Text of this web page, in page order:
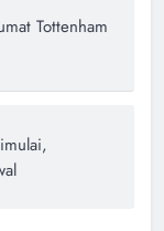
Tottenham